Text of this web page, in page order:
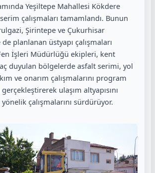
Yeşiltepe Mahallesi Kökdere
çalışmaları tamamlandı. Bunun
Şirintepe ve Çukurhisar
planlanan üstyapı çalışmaları
İşleri Müdürlüğü ekipleri, kent
duyulan bölgelerde asfalt serimi, yol
ve onarım çalışmalarını program
ulaşım altyapısını
çalışmalarını sürdürüyor.